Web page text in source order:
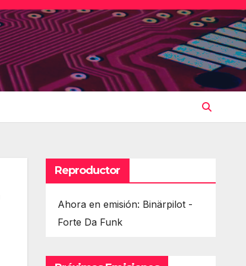
Reproductor
Ahora en emisión: Binärpilot -
Forte Da Funk